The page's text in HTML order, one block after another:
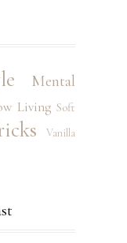
Mental
Living Soft
Vanilla